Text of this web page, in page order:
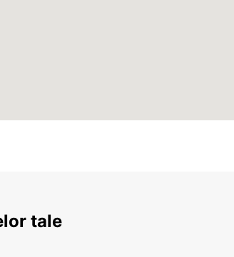
tale